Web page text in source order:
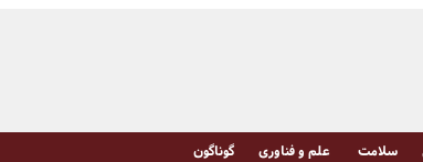
سلامت علم و فناوری گوناگون